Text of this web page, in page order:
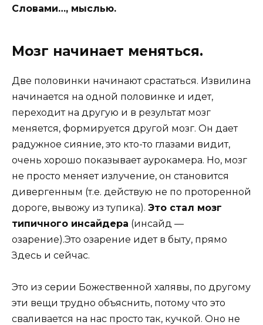
Словами…, мыслью.
Мозг начинает меняться.
Две половинки начинают срастаться. Извилина
начинается на одной половинке и идет,
переходит на другую и в результат мозг
меняется, формируется другой мозг. Он дает
радужное сияние, это кто-то глазами видит,
очень хорошо показывает аурокамера. Но, мозг
не просто меняет излучение, он становится
дивергенным (т.е. действую не по проторенной
дороге, вывожу из тупика). Это стал мозг
типичного инсайдера (инсайд —
озарение).Это озарение идет в быту, прямо
Здесь и сейчас.
Это из серии Божественной халявы, по другому
эти вещи трудно объяснить, потому что это
сваливается на нас просто так, кучкой. Оно не